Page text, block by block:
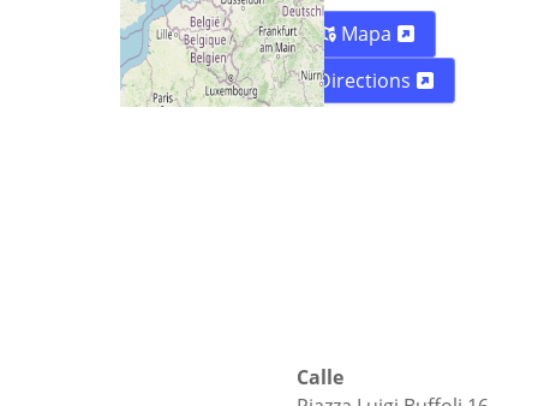
Mapa
Directions
Calle